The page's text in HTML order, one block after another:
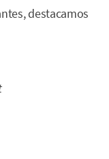
destacamos